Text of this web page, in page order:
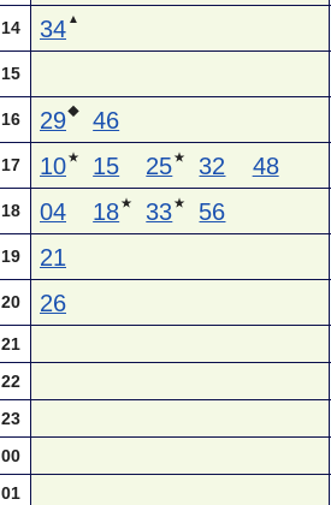
14 34 ▲
15
16 29◆ 46
17 10★ 15 25★ 32 48
18 04 18★ 33★ 56
19 21
20 26
21
22
23
00
01